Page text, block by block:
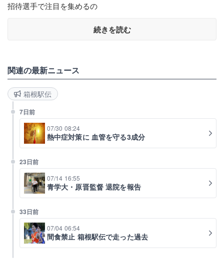
招待選手で注目を集めるの
続きを読む
関連の最新ニュース
箱根駅伝
7日前
07/30 08:24
熱中症対策に 血管を守る3成分
23日前
07/14 16:55
青学大・原晋監督 退院を報告
33日前
07/04 06:54
間食禁止 箱根駅伝で走った過去